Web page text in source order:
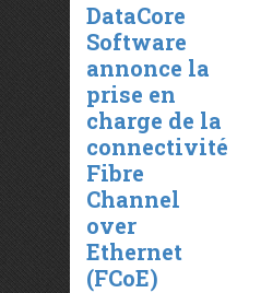
DataCore
Software
annonce la
prise en
charge de la
connectivité
Fibre
Channel
over
Ethernet
(FCoE)